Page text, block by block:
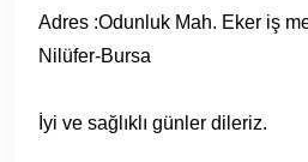
Adres :Odunluk Mah. Eker iş
Nilüfer-Bursa
İyi ve sağlıklı günler dileriz.